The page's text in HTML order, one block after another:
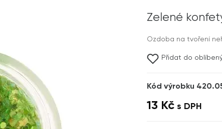
Zelené
Ozdoba na tvoření
Přidat do
Kód výrobku
13 Kč s DPH